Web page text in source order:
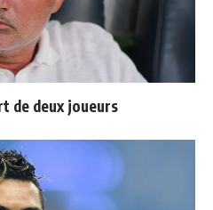
de deux joueurs